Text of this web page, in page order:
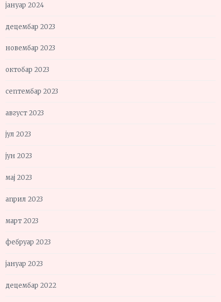
јануар 2024
децембар 2023
новембар 2023
октобар 2023
септембар 2023
август 2023
јул 2023
јун 2023
мај 2023
април 2023
март 2023
фебруар 2023
јануар 2023
децембар 2022